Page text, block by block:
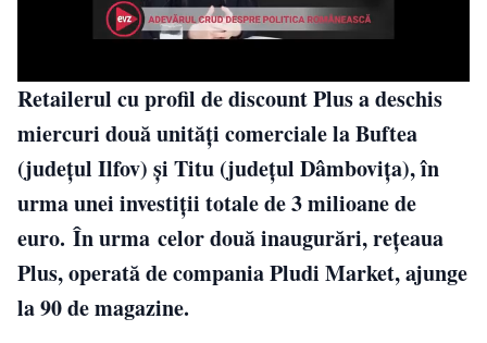
Retailerul cu profil de discount Plus a deschis
miercuri două unităţi comerciale la Buftea
(judeţul Ilfov) şi Titu (judeţul Dâmboviţa), în
urma unei investiţii totale de 3 milioane de
euro. În urma celor două inaugurări, reţeaua
Plus, operată de compania Pludi Market, ajunge
la 90 de magazine.